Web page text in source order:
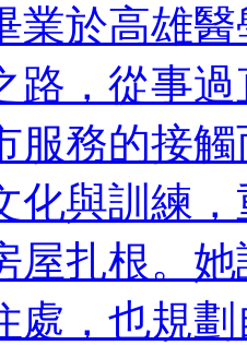
業於高雄
路，從事
服務的接
化與訓練
屋扎根。
處，也規